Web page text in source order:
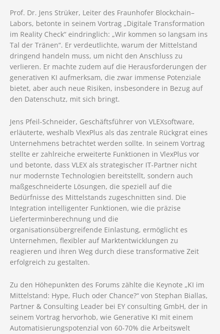
Prof. Dr. Jens Strüker, Leiter des Fraunhofer Blockchain–
Labors, betonte in seinem Vortrag „Digitale Transformation
im Reality Check“ eindringlich: „Wir kommen so langsam ins
Tal der Tränen“. Er verdeutlichte, warum der Mittelstand
dringend handeln muss, um nicht den Anschluss zu
verlieren. Er machte zudem auf die Herausforderungen der
generativen KI aufmerksam, die zwar immense Potenziale
bietet, aber auch neue Risiken, insbesondere in Bezug auf
den Datenschutz, mit sich bringt.
Jens Pfeil-Schneider, Geschäftsführer von VLEXsoftware,
erläuterte, weshalb VlexPlus als das zentrale Rückgrat eines
Unternehmens betrachtet werden sollte. In seinem Vortrag
stellte er zahlreiche erweiterte Funktionen in VlexPlus vor
und betonte, dass VLEX als strategischer IT-Partner nicht
nur modernste Technologien bereitstellt, sondern auch
maßgeschneiderte Lösungen, die speziell auf die
Bedürfnisse des Mittelstands zugeschnitten sind. Die
Integration intelligenter Funktionen, wie die präzise
Lieferterminberechnung und die
organisationsübergreifende Einlastung, ermöglicht es
Unternehmen, flexibler auf Marktentwicklungen zu
reagieren und ihren Weg durch diese transformative Zeit
erfolgreich zu gestalten.
Zu den Höhepunkten des Forums zählte die Keynote „KI im
Mittelstand: Hype, Fluch oder Chance?“ von Stephan Biallas,
Partner & Consulting Leader bei EY consulting GmbH, der in
seinem Vortrag hervorhob, wie Generative KI mit einem
Automatisierungspotenzial von 60-70% die Arbeitswelt